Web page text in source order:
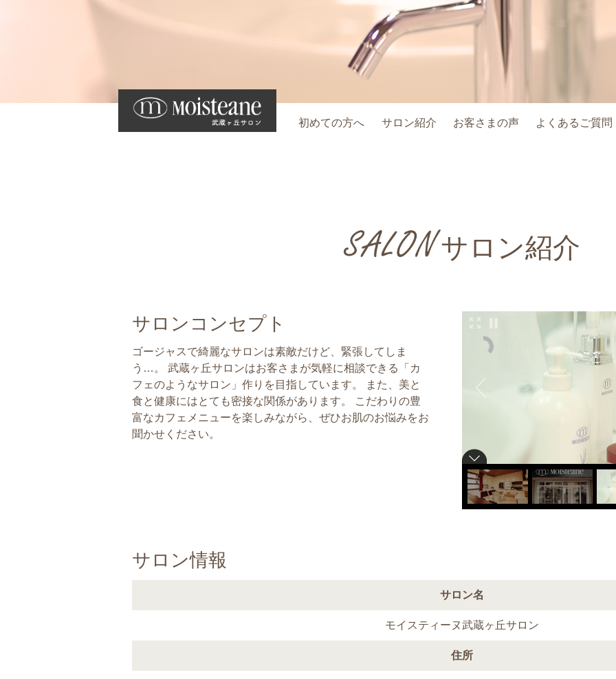
初めての方へ サロン紹介 お客さまの声 よくあるご質問
サロン紹介
サロンコンセプト
ゴージャスで綺麗なサロンは素敵だけど、緊張してしま
う…。 武蔵ヶ丘サロンはお客さまが気軽に相談できる「カ
フェのようなサロン」作りを目指しています。 また、美と
食と健康にはとても密接な関係があります。 こだわりの豊
富なカフェメニューを楽しみながら、ぜひお肌のお悩みをお
聞かせください。
サロン情報
サロン名
モイスティーヌ武蔵ヶ丘サロン
住所